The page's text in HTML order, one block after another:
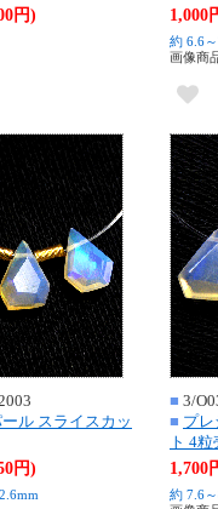
円)
1,000
約 6.6
画像商
ル スライスカッ
円)
■ 3/
■ プ
ト 4粒
1,700
約 7.6